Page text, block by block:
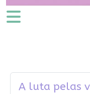
A luta pelas